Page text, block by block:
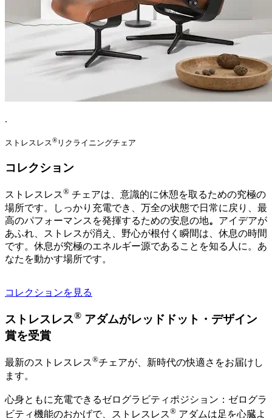
.
ストレスレス® リクライニングチェア
コレクション
ストレスレス® チェアは、意識的に休憩を取るための究極の
場所です。しっかり充電でき、万全の状態で日常に戻り、最
高のパフォーマンスを発揮するための安息の地。 アイデアが
あふれ、ストレスが消え、野心が根付く瞬間は、休息の時間
です。休息が究極のエネルギー源であることを知る人に。あ
なたを動かす場所です。
コレクションを見る
ストレスレス® アダムがレッドドット・デザイン
賞を受賞
最新のストレスレス®チェアが、新時代の快適さをお届けし
ます。
心身ともに充電できるゼログラビティポジション：ゼログラ
ビティ機能のおかげで、ストレスレス® アダムは足を心臓よ